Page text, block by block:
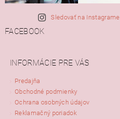
Sledovať na Instagrame
FACEBOOK
INFORMÁCIE PRE VÁS
Predajňa
Obchodné podmienky
Ochrana osobných údajov
Reklamačný poriadok